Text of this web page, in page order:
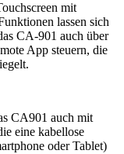
mit
lassen sich
CA-901 auch über
App steuern, die
CA901 auch mit
eine kabellose
oder Tablet)